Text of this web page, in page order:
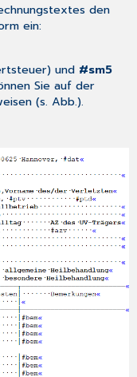
den
ein:
und #sm5
Sie auf der
(s. Abb.).